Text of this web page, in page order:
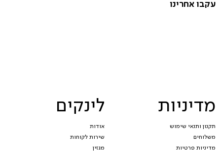
מדיניות
תקנון ותנאי שימוש
משלוחים
מדיניות פרטיות
לינקים
אודות
שירות לקוחות
מגזין
עקבו אחרינו